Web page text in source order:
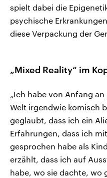
spielt dabei die
psychische
diese Verpackung der
„Mixed Reality“ im
„Ich habe von Anfang
Welt irgendwie komisch
geglaubt, dass ich ein
Erfahrungen, dass ich
gesprochen habe als
erzählt, dass ich auf
habe, wo sie dachte, wo